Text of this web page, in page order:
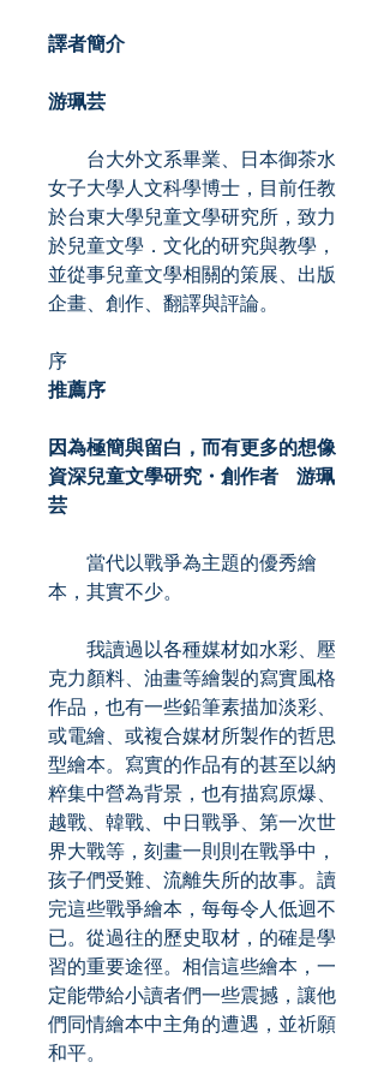
譯者簡介
游珮芸
台大外文系畢業、日本御茶水
女子大學人文科學博士，目前任教
於台東大學兒童文學研究所，致力
於兒童文學．文化的研究與教學，
並從事兒童文學相關的策展、出版
企畫、創作、翻譯與評論。
序
推薦序
因為極簡與留白，而有更多的想像
資深兒童文學研究・創作者 游珮
芸
當代以戰爭為主題的優秀繪
本，其實不少。
我讀過以各種媒材如水彩、壓
克力顏料、油畫等繪製的寫實風格
作品，也有一些鉛筆素描加淡彩、
或電繪、或複合媒材所製作的哲思
型繪本。寫實的作品有的甚至以納
粹集中營為背景，也有描寫原爆、
越戰、韓戰、中日戰爭、第一次世
界大戰等，刻畫一則則在戰爭中，
孩子們受難、流離失所的故事。讀
完這些戰爭繪本，每每令人低迴不
已。從過往的歷史取材，的確是學
習的重要途徑。相信這些繪本，一
定能帶給小讀者們一些震撼，讓他
們同情繪本中主角的遭遇，並祈願
和平。